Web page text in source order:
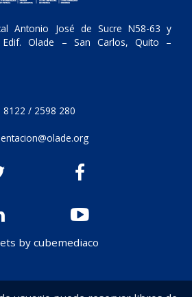
Antonio José de Sucre N58-63 y
Edif. Olade – San Carlos, Quito –
8122 / 2598 280
by cubemediaco